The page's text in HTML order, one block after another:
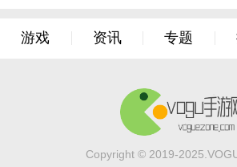
游戏 资讯 专题
Copyright © 2019-